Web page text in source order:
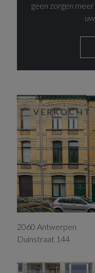
geen zorgen
VERKOCHT
2060 Antwerpen
Duinstraat 144